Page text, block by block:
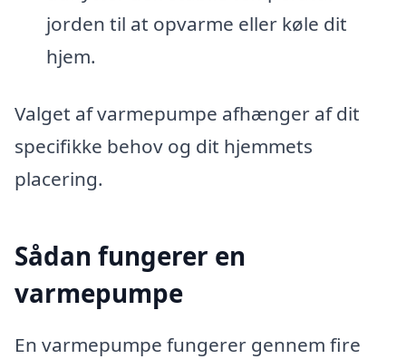
jorden til at opvarme eller køle dit
hjem.
Valget af varmepumpe afhænger af dit
specifikke behov og dit hjemmets
placering.
Sådan fungerer en
varmepumpe
En varmepumpe fungerer gennem fire